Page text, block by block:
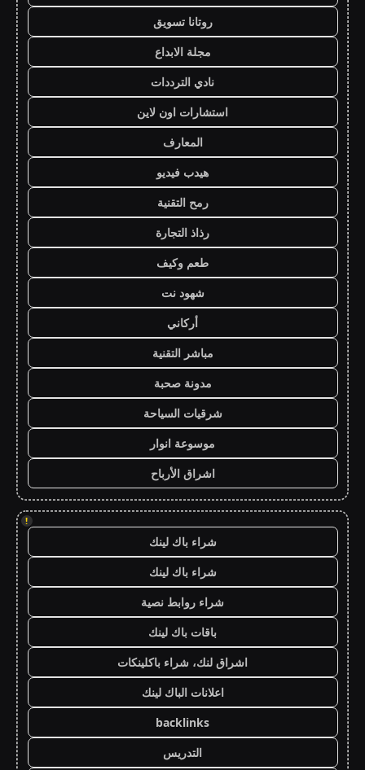
روتانا تسويق
مجلة الابداع
نادي الترددات
استشارات اون لاين
المعارف
هيدب فيديو
رمح التقنية
رذاذ التجارة
طعم وكيف
شهود نت
أركاني
مباشر التقنية
مدونة صحبة
شرقيات السياحة
موسوعة انوار
اشراق الأرباح
!
شراء باك لينك
شراء باك لينك
شراء روابط نصية
باقات باك لينك
اشراق لنك، شراء باكلينكات
اعلانات الباك لينك
backlinks
التدريس